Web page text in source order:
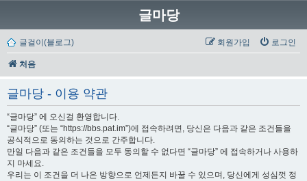
글마당
글걸이(블로그) 로그인
회원가입
처음
글마당 - 이용 약관
“글마당” 에 오신걸 환영합니다.
“글마당” (또는 “https://bbs.pat.im”)에 접속하려면, 당신은 다음과 같은 조건들을
공식적으로 동의하는 것으로 간주합니다.
만일 다음과 같은 조건들을 모두 동의할 수 없다면 “글마당” 에 접속하거나 사용하
지 마세요.
우리는 이 조건을 더 나은 방향으로 언제든지 바꿀 수 있으며, 당신에게 성심껏 정